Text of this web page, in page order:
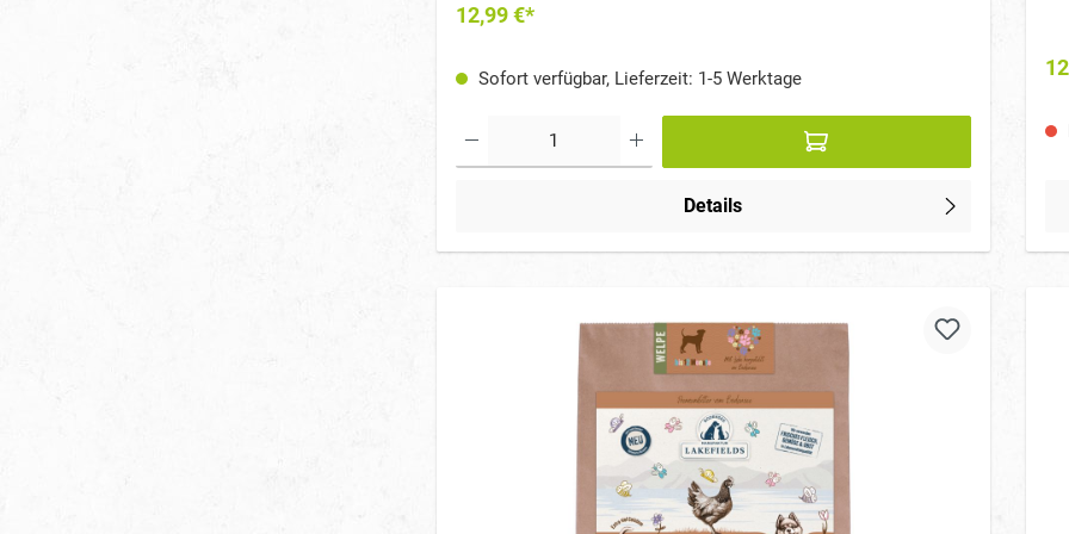
große Hunde
12,99 €*
Sofort verfügbar, Lieferzeit: 1-5 Werktage
Details